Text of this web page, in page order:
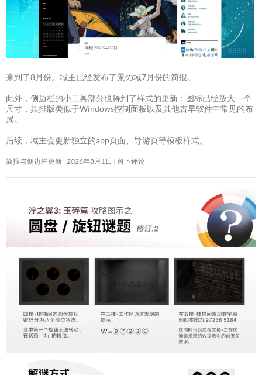
来到了8月份。域主已经发布了景の域7月份的简报。
此外，侧边栏的小工具部分也得到了样式的更新：图标已经放大一个
尺寸，其排版类似于Windows控制面板以及其他古早软件中常见的布
局。
后续，域主会更新独立的app页面、导游页等模板样式。
简报与侧边栏更新 2026年8月1日 留下评论